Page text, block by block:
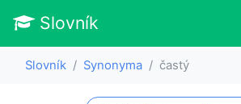
Slovník
Slovník Synonyma častý